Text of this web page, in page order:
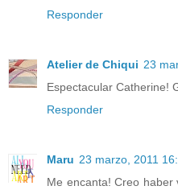
Responder
Atelier de Chiqui 23
Espectacular Catherine!
Responder
Maru 23 marzo, 2011
Me encanta! Creo